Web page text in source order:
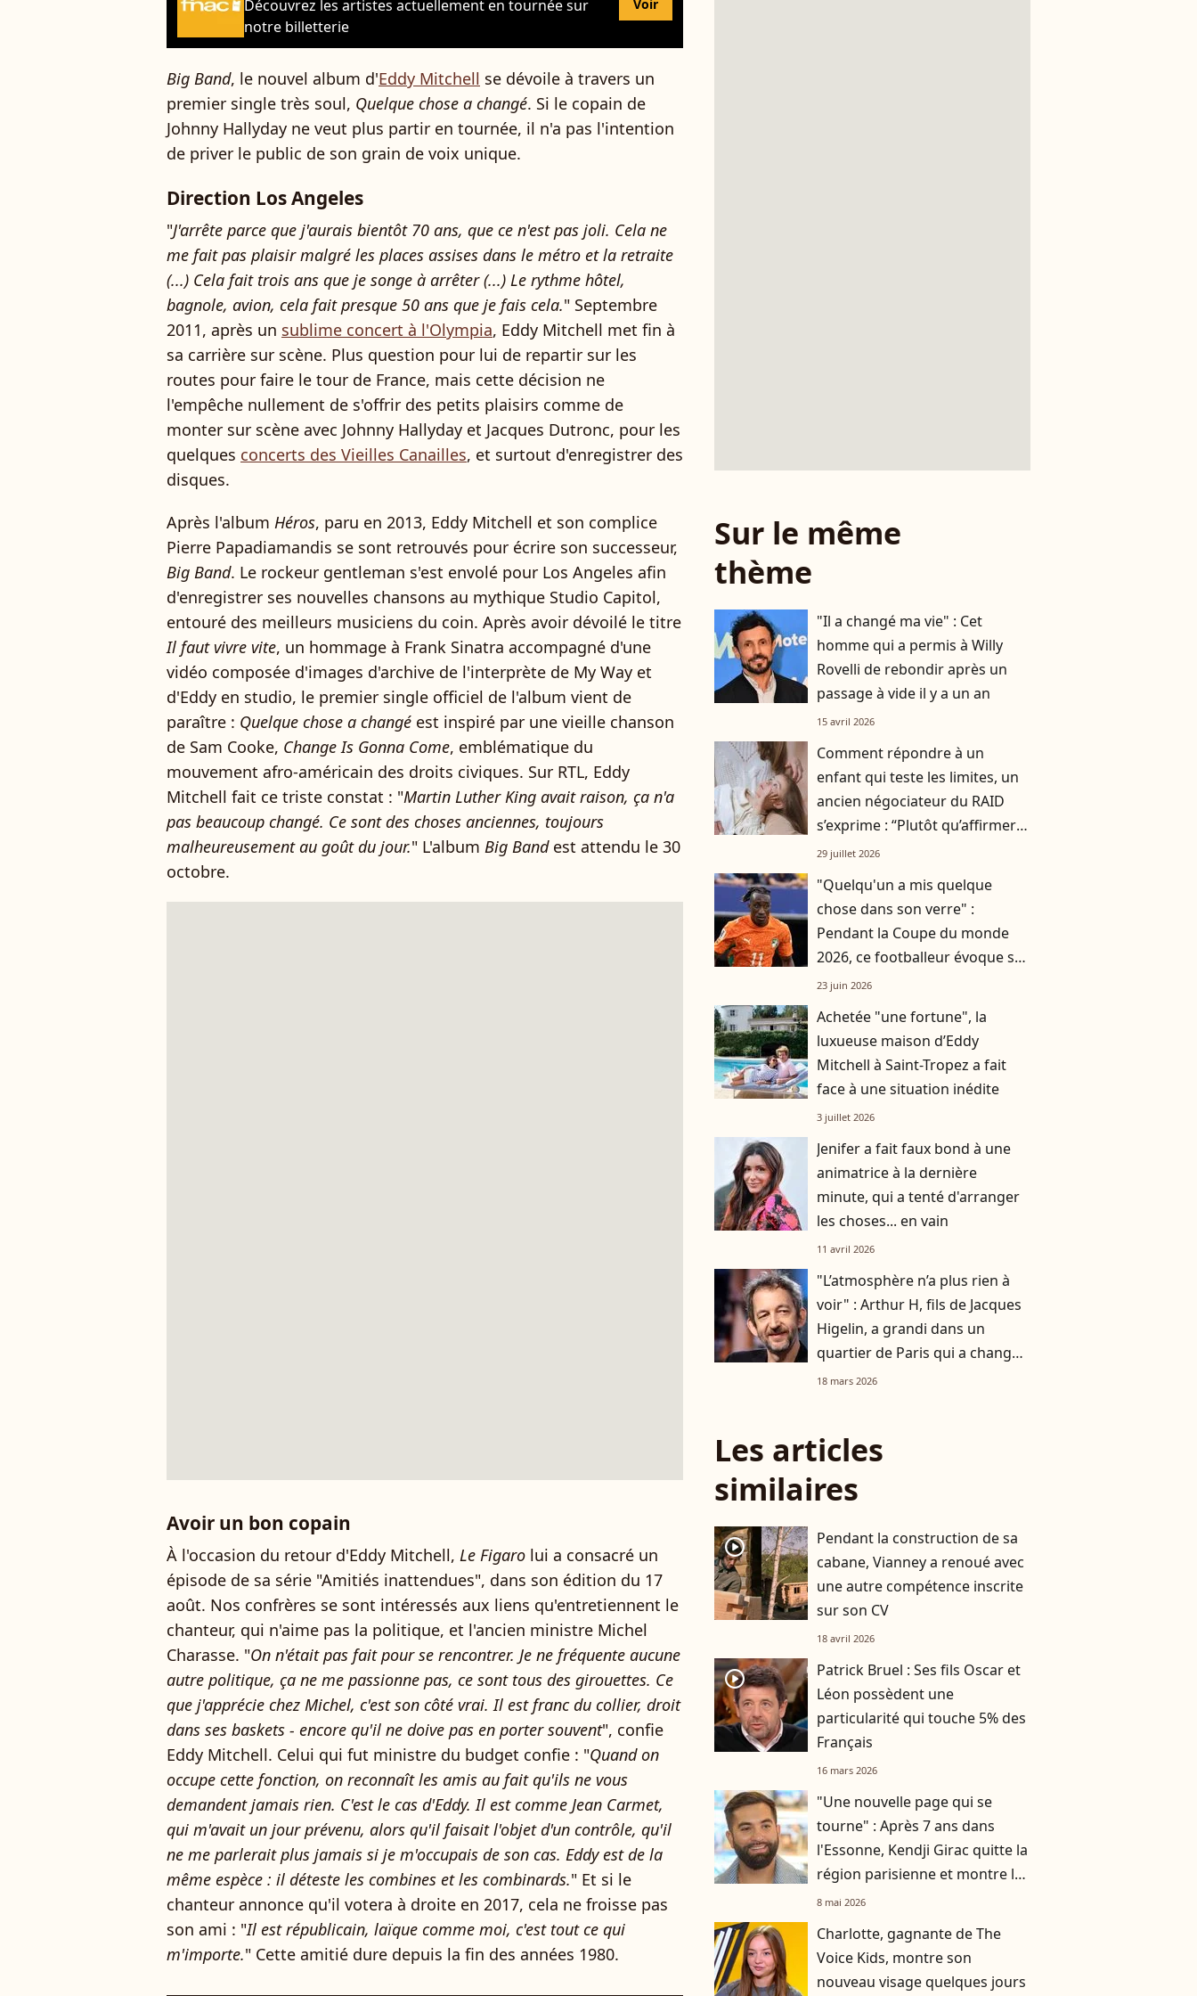
Découvrez les artistes actuellement en tournée sur
notre billetterie
Voir
Big Band, le nouvel album d'Eddy Mitchell se dévoile à travers un
premier single très soul, Quelque chose a changé. Si le copain de
Johnny Hallyday ne veut plus partir en tournée, il n'a pas l'intention
de priver le public de son grain de voix unique.
Direction Los Angeles
"J'arrête parce que j'aurais bientôt 70 ans, que ce n'est pas joli. Cela ne
me fait pas plaisir malgré les places assises dans le métro et la retraite
(...) Cela fait trois ans que je songe à arrêter (...) Le rythme hôtel,
bagnole, avion, cela fait presque 50 ans que je fais cela." Septembre
2011, après un sublime concert à l'Olympia, Eddy Mitchell met fin à
sa carrière sur scène. Plus question pour lui de repartir sur les
routes pour faire le tour de France, mais cette décision ne
l'empêche nullement de s'offrir des petits plaisirs comme de
monter sur scène avec Johnny Hallyday et Jacques Dutronc, pour les
quelques concerts des Vieilles Canailles, et surtout d'enregistrer des
disques.
Après l'album Héros, paru en 2013, Eddy Mitchell et son complice
Pierre Papadiamandis se sont retrouvés pour écrire son successeur,
Big Band. Le rockeur gentleman s'est envolé pour Los Angeles afin
d'enregistrer ses nouvelles chansons au mythique Studio Capitol,
entouré des meilleurs musiciens du coin. Après avoir dévoilé le titre
Il faut vivre vite, un hommage à Frank Sinatra accompagné d'une
vidéo composée d'images d'archive de l'interprète de My Way et
d'Eddy en studio, le premier single officiel de l'album vient de
paraître : Quelque chose a changé est inspiré par une vieille chanson
de Sam Cooke, Change Is Gonna Come, emblématique du
mouvement afro-américain des droits civiques. Sur RTL, Eddy
Mitchell fait ce triste constat : "Martin Luther King avait raison, ça n'a
pas beaucoup changé. Ce sont des choses anciennes, toujours
malheureusement au goût du jour." L'album Big Bandest attendu le 30
octobre.
Avoir un bon copain
À l'occasion du retour d'Eddy Mitchell, Le Figaro lui a consacré un
épisode de sa série "Amitiés inattendues", dans son édition du 17
août. Nos confrères se sont intéressés aux liens qu'entretiennent le
chanteur, qui n'aime pas la politique, et l'ancien ministre Michel
Charasse. "On n'était pas fait pour se rencontrer. Je ne fréquente aucune
autre politique, ça ne me passionne pas, ce sont tous des girouettes. Ce
que j'apprécie chez Michel, c'est son côté vrai. Il est franc du collier, droit
dans ses baskets - encore qu'il ne doive pas en porter souvent", confie
Eddy Mitchell. Celui qui fut ministre du budget confie : "Quand on
occupe cette fonction, on reconnaît les amis au fait qu'ils ne vous
demandent jamais rien. C'est le cas d'Eddy. Il est comme Jean Carmet,
qui m'avait un jour prévenu, alors qu'il faisait l'objet d'un contrôle, qu'il
ne me parlerait plus jamais si je m'occupais de son cas. Eddy est de la
même espèce : il déteste les combines et les combinards." Et si le
chanteur annonce qu'il votera à droite en 2017, cela ne froisse pas
son ami : "Il est républicain, laïque comme moi, c'est tout ce qui
m'importe." Cette amitié dure depuis la fin des années 1980.
Sur le même
thème
"Il a changé ma vie" : Cet
homme qui a permis à Willy
Rovelli de rebondir après un
passage à vide il y a un an
15 avril 2026
Comment répondre à un
enfant qui teste les limites, un
ancien négociateur du RAID
s’exprime : “Plutôt qu’affirmer
quelque chose ou imposer
29 juillet 2026
"Quelqu'un a mis quelque
chose dans son verre" :
Pendant la Coupe du monde
2026, ce footballeur évoque sa
soeur partie à 15 ans
23 juin 2026
Achetée "une fortune", la
luxueuse maison d’Eddy
Mitchell à Saint-Tropez a fait
face à une situation inédite
3 juillet 2026
Jenifer a fait faux bond à une
animatrice à la dernière
minute, qui a tenté d'arranger
les choses... en vain
11 avril 2026
"L’atmosphère n’a plus rien à
voir" : Arthur H, fils de Jacques
Higelin, a grandi dans un
quartier de Paris qui a changé
du tout au tout
18 mars 2026
Les articles
similaires
player2
Pendant la construction de sa
cabane, Vianney a renoué avec
une autre compétence inscrite
sur son CV
18 avril 2026
player2
Patrick Bruel : Ses fils Oscar et
Léon possèdent une
particularité qui touche 5% des
Français
16 mars 2026
"Une nouvelle page qui se
tourne" : Après 7 ans dans
l'Essonne, Kendji Girac quitte la
région parisienne et montre la
maison qu'il avait
8 mai 2026
Charlotte, gagnante de The
Voice Kids, montre son
nouveau visage quelques jours